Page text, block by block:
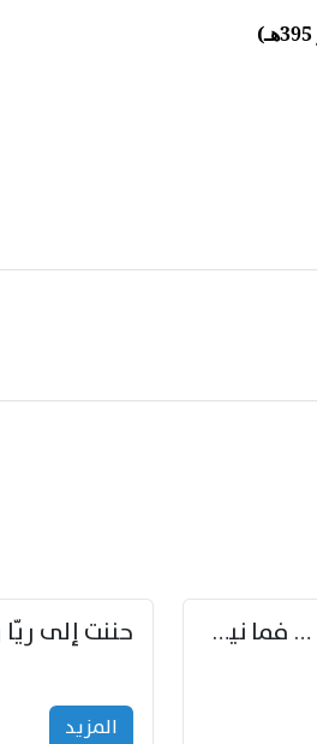
فصبرا في مجال الموت صبرا … فما نيل الخلود بمستطاع
المزید